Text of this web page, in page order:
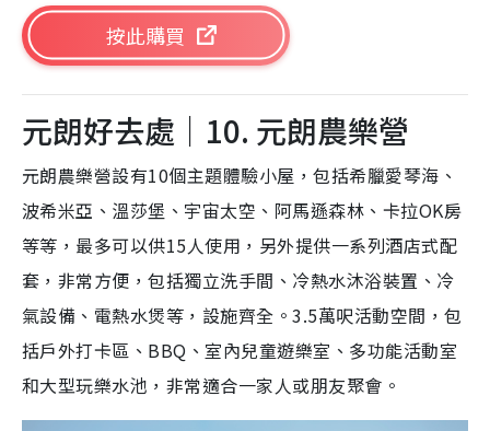
按此購買
元朗好去處｜10. 元朗農樂營
元朗農樂營設有10個主題體驗小屋，包括希臘愛琴海、
波希米亞、溫莎堡、宇宙太空、阿馬遜森林、卡拉OK房
等等，最多可以供15人使用，另外提供一系列酒店式配
套，非常方便，包括獨立洗手間、冷熱水沐浴裝置、冷
氣設備、電熱水煲等，設施齊全。3.5萬呎活動空間，包
括戶外打卡區、BBQ、室內兒童遊樂室、多功能活動室
和大型玩樂水池，非常適合一家人或朋友聚會。